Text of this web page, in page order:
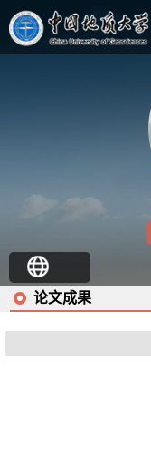
论文成果